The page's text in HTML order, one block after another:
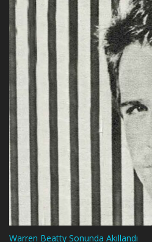
Warren Beatty Sonunda Akıllandı